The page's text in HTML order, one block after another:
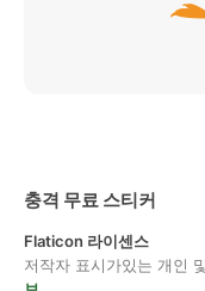
충격 무료 스티커
Flaticon 라이센스
저작자 표시가있는 개인